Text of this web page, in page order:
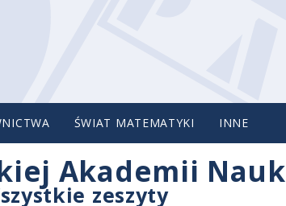
ŚWIAT MATEMATYKI INNE
Akademii Nauk
zeszyty